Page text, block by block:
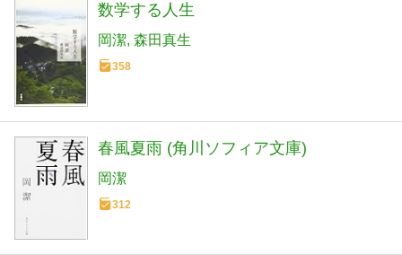
数学する人生
岡潔 森田真生
358
春風夏雨 (角川ソフィア文庫)
岡潔
312